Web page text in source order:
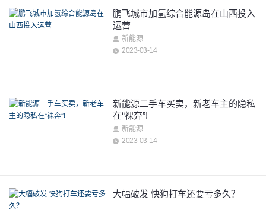
鹏飞城市加氢综合能源岛在山西投入
运营
新能源
2023-03-14
新能源二手车买卖，新老车主的隐私
在“裸奔”!
新能源
2023-03-14
大幅破发 快狗打车还要亏多久？